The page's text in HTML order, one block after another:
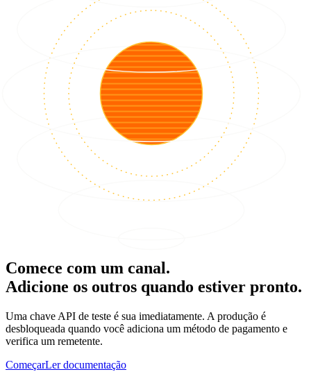
Comece com um canal.
Adicione os outros quando estiver pronto.
Uma chave API de teste é sua imediatamente. A produção é
desbloqueada quando você adiciona um método de pagamento e
verifica um remetente.
ComeçarLer documentação